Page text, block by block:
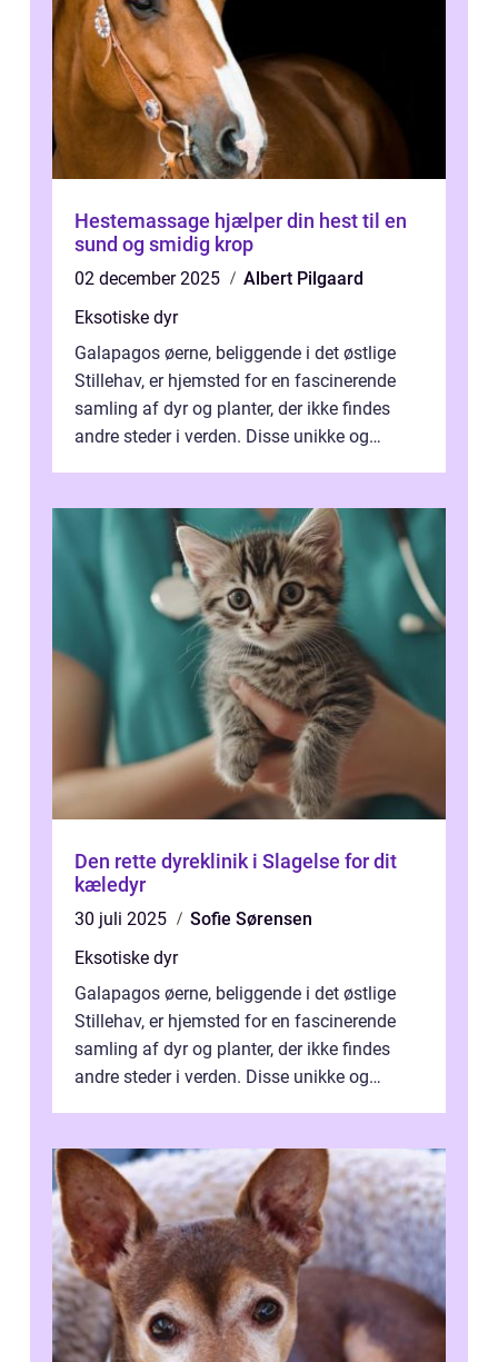
Hestemassage hjælper din hest til en
sund og smidig krop
02 december 2025
Albert Pilgaard
Eksotiske dyr
Galapagos øerne, beliggende i det østlige
Stillehav, er hjemsted for en fascinerende
samling af dyr og planter, der ikke findes
andre steder i verden. Disse unikke og
Den rette dyreklinik i Slagelse for dit
kæledyr
30 juli 2025
Sofie Sørensen
Eksotiske dyr
Galapagos øerne, beliggende i det østlige
Stillehav, er hjemsted for en fascinerende
samling af dyr og planter, der ikke findes
andre steder i verden. Disse unikke og